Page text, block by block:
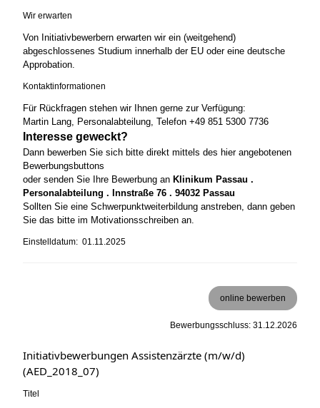
Wir erwarten
Von Initiativbewerbern erwarten wir ein (weitgehend)
abgeschlossenes Studium innerhalb der EU oder eine deutsche
Approbation.
Kontaktinformationen
Für Rückfragen stehen wir Ihnen gerne zur Verfügung:
Martin Lang, Personalabteilung, Telefon +49 851 5300 7736
Interesse geweckt?
Dann bewerben Sie sich bitte direkt mittels des hier angebotenen
Bewerbungsbuttons
oder senden Sie Ihre Bewerbung an Klinikum Passau .
Personalabteilung . Innstraße 76 . 94032 Passau
Sollten Sie eine Schwerpunktweiterbildung anstreben, dann geben
Sie das bitte im Motivationsschreiben an.
Einstelldatum: 01.11.2025
online bewerben
Bewerbungsschluss: 31.12.2026
Initiativbewerbungen Assistenzärzte (m/w/d)
(AED_2018_07)
Titel